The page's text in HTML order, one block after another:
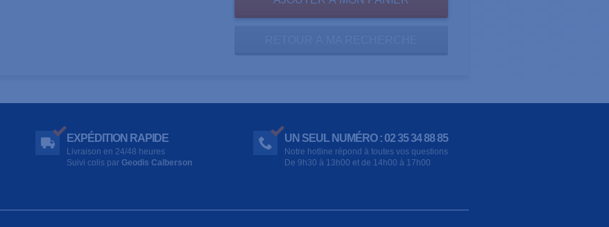
EXPÉDITION RAPIDE
Livraison en 24/48 heures
Suivi colis par Geodis Calberson
UN SEUL NUMÉRO : 02 35 34 88 85
Notre hotline répond à toutes vos questions
De 9h30 à 13h00 et de 14h00 à 17h00